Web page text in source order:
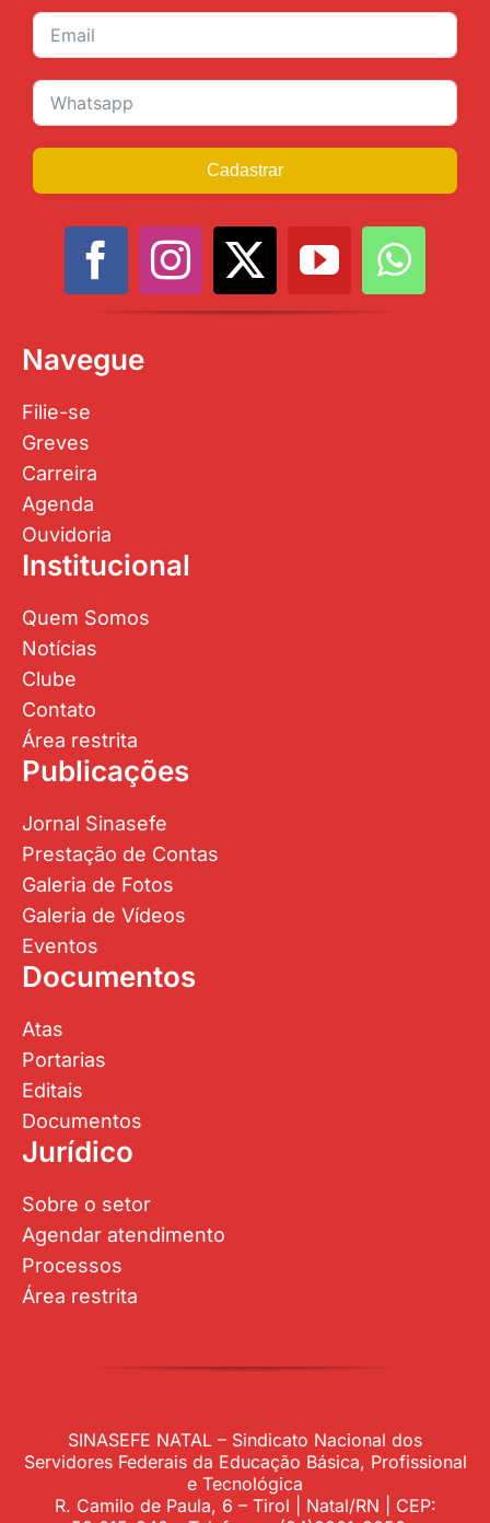
Cadastrar
Navegue
Filie-se
Greves
Carreira
Agenda
Ouvidoria
Institucional
Quem Somos
Notícias
Clube
Contato
Área restrita
Publicações
Jornal Sinasefe
Prestação de Contas
Galeria de Fotos
Galeria de Vídeos
Eventos
Documentos
Atas
Portarias
Editais
Documentos
Jurídico
Sobre o setor
Agendar atendimento
Processos
Área restrita
SINASEFE NATAL – Sindicato Nacional dos
Servidores Federais da Educação Básica, Profissional
e Tecnológica
R. Camilo de Paula, 6 – Tirol | Natal/RN | CEP: